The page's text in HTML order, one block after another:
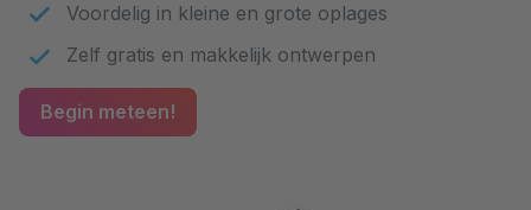
Voordelig in kleine en grote oplages
Zelf gratis en makkelijk ontwerpen
Begin meteen!